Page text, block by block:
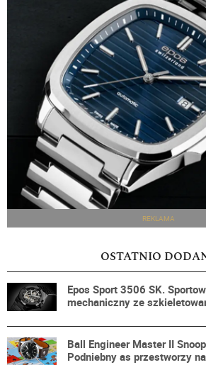
REKLAMA
OSTATNIO
Epos Sport 3506 SK.
mechaniczny ze
Ball Engineer Master II
Podniebny as przestworzy